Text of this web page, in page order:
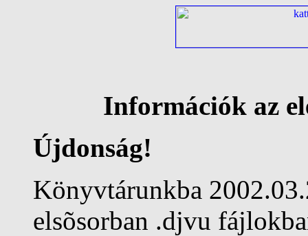
Információk az
Újdonság!
Könyvtárunkba
elsõsorban .djvu